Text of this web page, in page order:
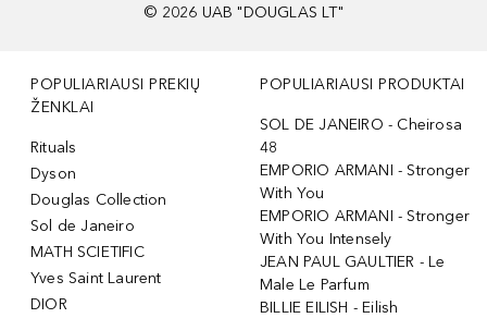
© 2026 UAB "DOUGLAS LT"
POPULIARIAUSI PREKIŲ
ŽENKLAI
Rituals
Dyson
Douglas Collection
Sol de Janeiro
MATH SCIETIFIC
Yves Saint Laurent
DIOR
POPULIARIAUSI PRODUKTAI
SOL DE JANEIRO - Cheirosa
48
EMPORIO ARMANI - Stronger
With You
EMPORIO ARMANI - Stronger
With You Intensely
JEAN PAUL GAULTIER - Le
Male Le Parfum
BILLIE EILISH - Eilish